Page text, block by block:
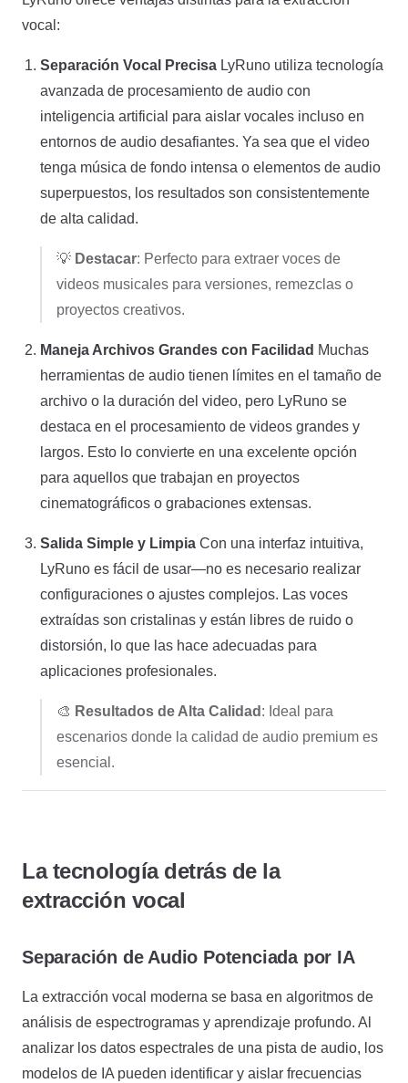
vocal:
Separación Vocal Precisa LyRuno utiliza tecnología
avanzada de procesamiento de audio con
inteligencia artificial para aislar vocales incluso en
entornos de audio desafiantes. Ya sea que el video
tenga música de fondo intensa o elementos de audio
superpuestos, los resultados son consistentemente
de alta calidad.
💡 Destacar: Perfecto para extraer voces de
videos musicales para versiones, remezclas o
proyectos creativos.
Maneja Archivos Grandes con Facilidad Muchas
herramientas de audio tienen límites en el tamaño de
archivo o la duración del video, pero LyRuno se
destaca en el procesamiento de videos grandes y
largos. Esto lo convierte en una excelente opción
para aquellos que trabajan en proyectos
cinematográficos o grabaciones extensas.
Salida Simple y Limpia Con una interfaz intuitiva,
LyRuno es fácil de usar—no es necesario realizar
configuraciones o ajustes complejos. Las voces
extraídas son cristalinas y están libres de ruido o
distorsión, lo que las hace adecuadas para
aplicaciones profesionales.
🎨 Resultados de Alta Calidad : Ideal para
escenarios donde la calidad de audio premium es
esencial.
La tecnología detrás de la
extracción vocal
Separación de Audio Potenciada por IA
La extracción vocal moderna se basa en algoritmos de
análisis de espectrogramas y aprendizaje profundo. Al
analizar los datos espectrales de una pista de audio, los
modelos de IA pueden identificar y aislar frecuencias